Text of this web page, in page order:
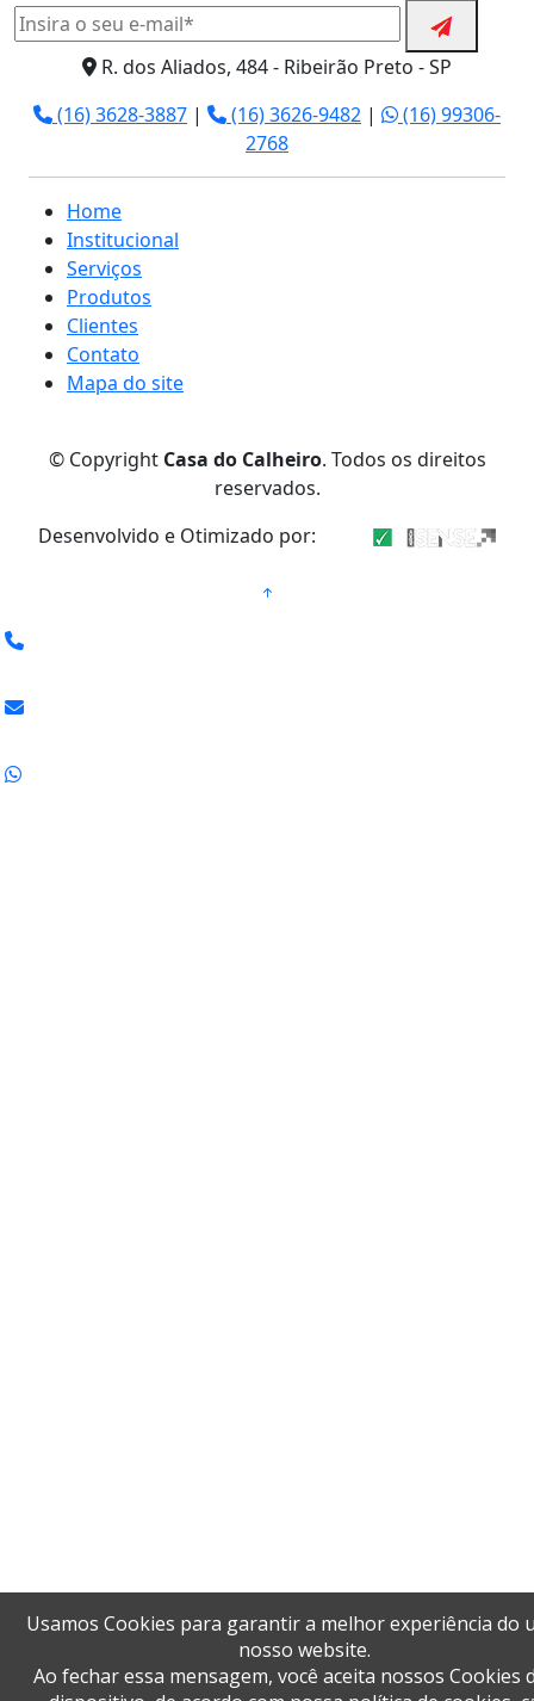
R. dos Aliados, 484 - Ribeirão Preto - SP
(16) 3628-3887 | (16) 3626-9482 |
(16) 99306-
2768
Home
Institucional
Serviços
Produtos
Clientes
Contato
Mapa do site
© Copyright Casa do Calheiro. Todos os direitos
reservados.
Desenvolvido e Otimizado por:
Usamos Cookies para garantir a melhor experiência do
nosso website.
Ao fechar essa mensagem, você aceita nossos Cookies